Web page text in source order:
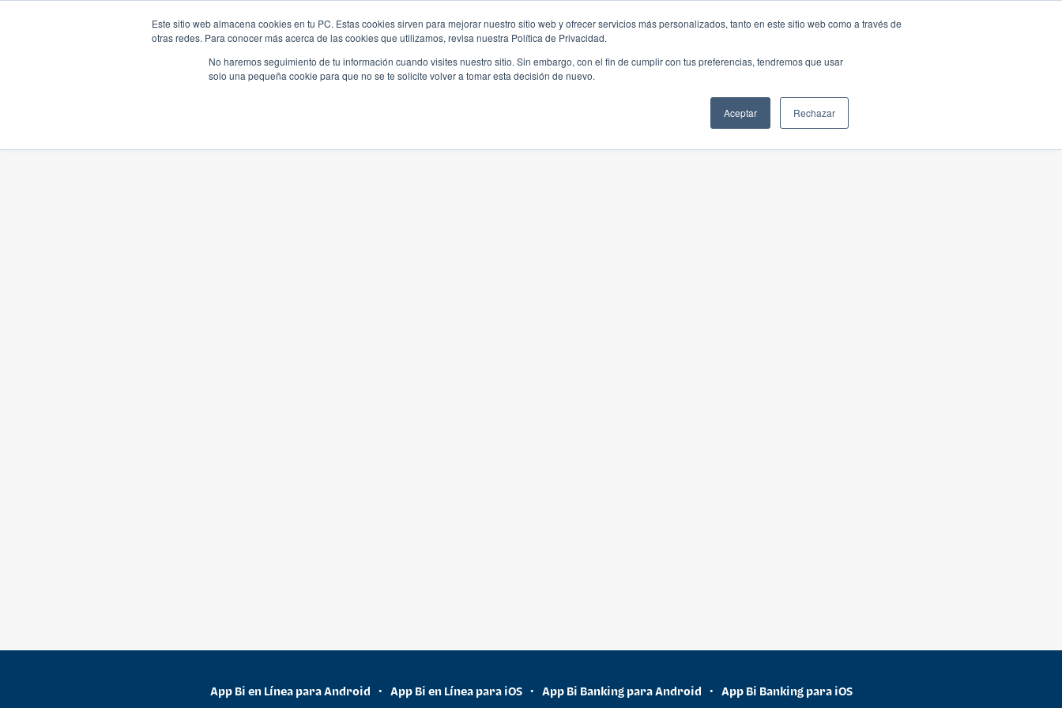
Este sitio web almacena cookies en tu PC. Estas cookies sirven para mejorar nuestro sitio web y ofrecer servicios más personalizados, tanto en este sitio web como a través de
otras redes. Para conocer más acerca de las cookies que utilizamos, revisa nuestra Política de Privacidad.
No haremos seguimiento de tu información cuando visites nuestro sitio. Sin embargo, con el fin de cumplir con tus preferencias, tendremos que usar
solo una pequeña cookie para que no se te solicite volver a tomar esta decisión de nuevo.
Aceptar Rechazar
App Bi en Línea para Android • App Bi en Línea para iOS • App Bi Banking para Android • App Bi Banking para iOS